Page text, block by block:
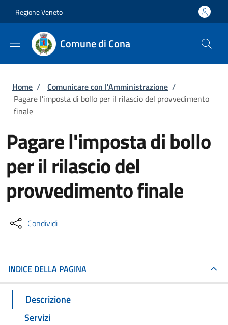
Regione Veneto
Comune di Cona
Briciole di pane
Home / Comunicare con l'Amministrazione /
Pagare l'imposta di bollo per il rilascio del provvedimento
finale
Pagare l'imposta di bollo
per il rilascio del
provvedimento finale
Condividi
INDICE DELLA PAGINA
Descrizione
Servizi